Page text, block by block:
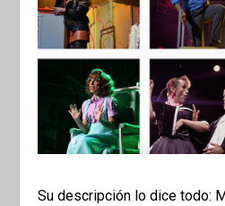
Su descripción lo dice todo: